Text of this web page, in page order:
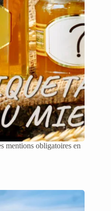
mentions obligatoires en